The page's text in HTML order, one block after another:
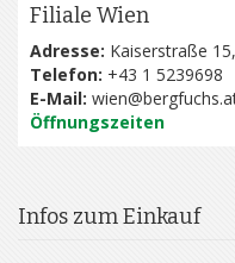
Filiale Wien
Adresse: Kaiserstraße
Telefon: +43 1 5239698
E-Mail:
Öffnungszeiten
Infos zum Einkauf